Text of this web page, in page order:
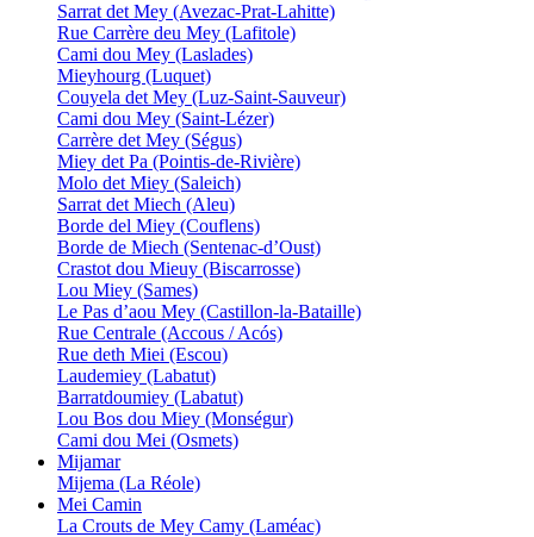
Sarrat det Mey (Avezac-Prat-Lahitte)
Rue Carrère deu Mey (Lafitole)
Cami dou Mey (Laslades)
Mieyhourg (Luquet)
Couyela det Mey (Luz-Saint-Sauveur)
Cami dou Mey (Saint-Lézer)
Carrère det Mey (Ségus)
Miey det Pa (Pointis-de-Rivière)
Molo det Miey (Saleich)
Sarrat det Miech (Aleu)
Borde del Miey (Couflens)
Borde de Miech (Sentenac-d’Oust)
Crastot dou Mieuy (Biscarrosse)
Lou Miey (Sames)
Le Pas d’aou Mey (Castillon-la-Bataille)
Rue Centrale (Accous / Acós)
Rue deth Miei (Escou)
Laudemiey (Labatut)
Barratdoumiey (Labatut)
Lou Bos dou Miey (Monségur)
Cami dou Mei (Osmets)
Mijamar
Mijema (La Réole)
Mei Camin
La Crouts de Mey Camy (Laméac)